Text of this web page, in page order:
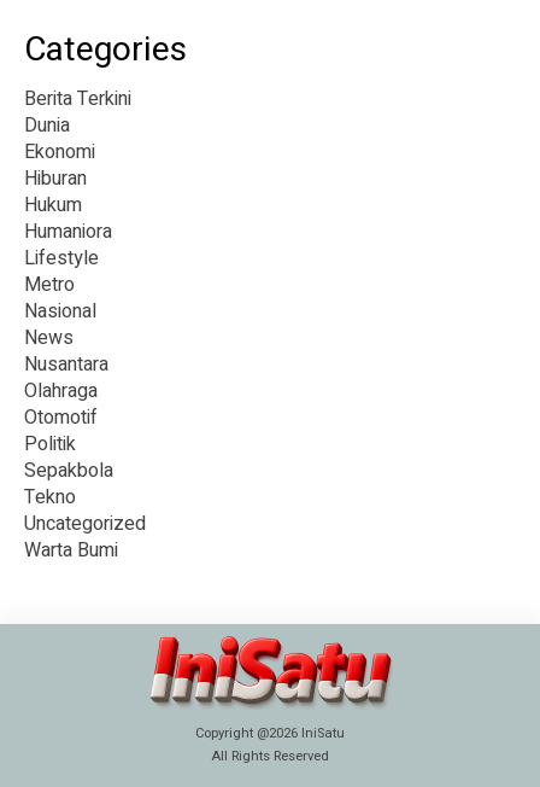
Categories
Berita Terkini
Dunia
Ekonomi
Hiburan
Hukum
Humaniora
Lifestyle
Metro
Nasional
News
Nusantara
Olahraga
Otomotif
Politik
Sepakbola
Tekno
Uncategorized
Warta Bumi
Copyright @2026 IniSatu
All Rights Reserved